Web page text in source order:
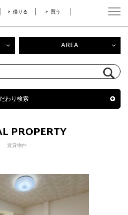
借りる 買う
AREA
わり検索
PROPERTY
賃貸物件